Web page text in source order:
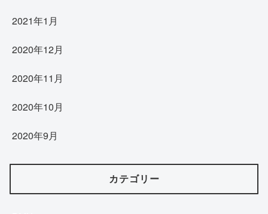
2021年1月
2020年12月
2020年11月
2020年10月
2020年9月
カテゴリー